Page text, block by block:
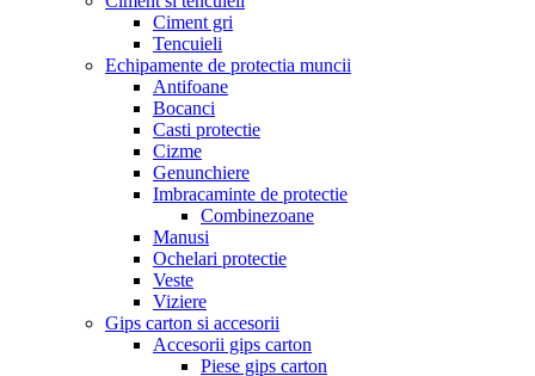
Ciment gri
Tencuieli
Echipamente de protectia muncii
Antifoane
Bocanci
Casti protectie
Cizme
Genunchiere
Imbracaminte de protectie
Combinezoane
Manusi
Ochelari protectie
Veste
Viziere
Gips carton si accesorii
Accesorii gips carton
Piese gips carton